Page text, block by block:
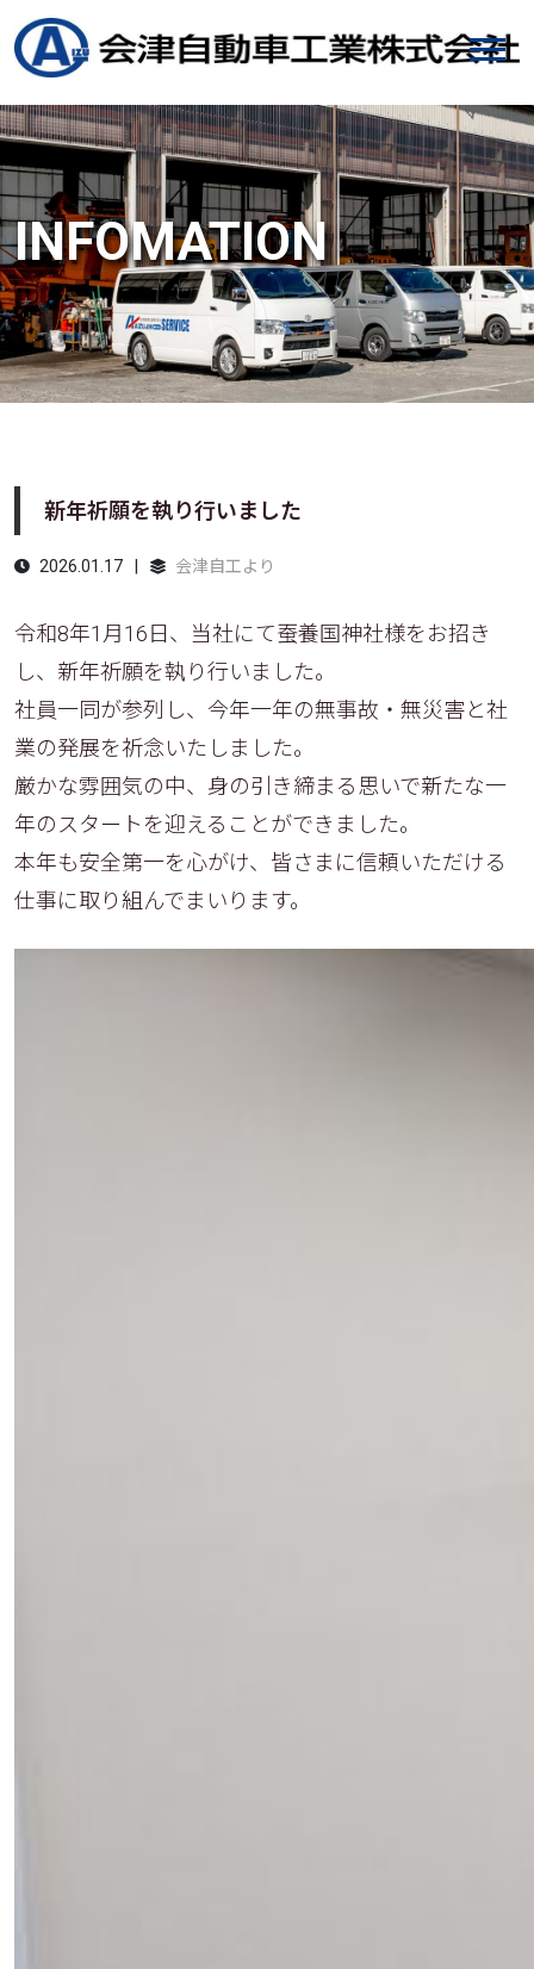
INFOMATION
新年祈願を執り行いました
2026.01.17 会津自工より
令和8年1月16日、当社にて蚕養国神社様をお招き
し、新年祈願を執り行いました。
社員一同が参列し、今年一年の無事故・無災害と社
業の発展を祈念いたしました。
厳かな雰囲気の中、身の引き締まる思いで新たな一
年のスタートを迎えることができました。
本年も安全第一を心がけ、皆さまに信頼いただける
仕事に取り組んでまいります。